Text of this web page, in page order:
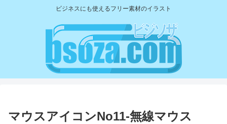
ビジネスにも使えるフリー素材のイラスト
マウスアイコンNo11-無線マウス